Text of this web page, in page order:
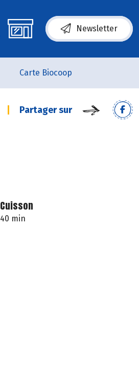
Newsletter
Carte Biocoop
Partager sur
Cuisson
40 min